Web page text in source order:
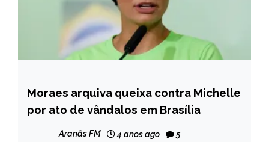
BRASIL
NOTÍCIAS
Moraes arquiva queixa contra Michelle
por ato de vândalos em Brasília
Aranãs FM 4 anos ago 5